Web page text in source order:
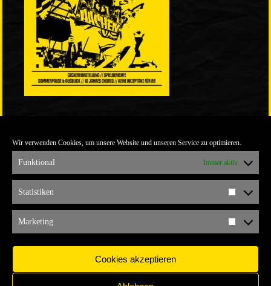
Wir verwenden Cookies, um unsere Website und unseren Service zu optimieren.
Funktional Immer aktiv
Statistiken
Marketing
Cookies akzeptieren
ULTRABLOG DER YELLOW CONNECTION
ALEMANNIA VERKAUFT MAN NICHT
ARCHIV
ARCHIV